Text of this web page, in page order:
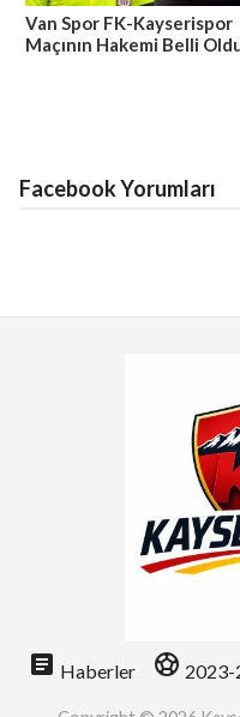
Van Spor FK-Kayserispor
Maçının Hakemi Belli
Facebook Yorumları
article Haberler sports_soccer 2023-